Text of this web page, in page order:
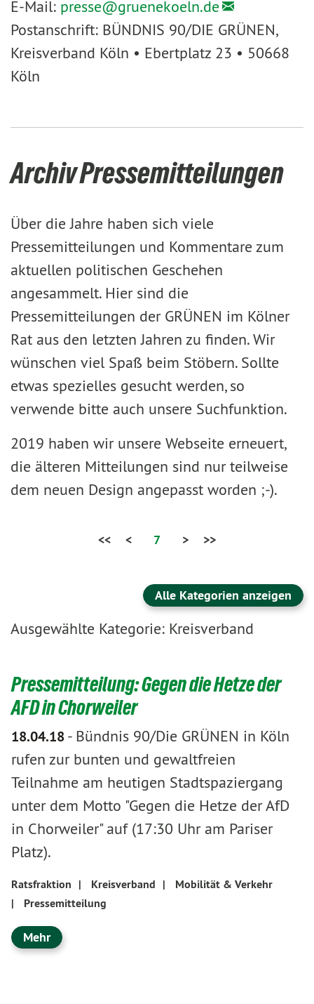
E-Mail: presse@gruenekoeln.de
Postanschrift: BÜNDNIS 90/DIE GRÜNEN,
Kreisverband Köln • Ebertplatz 23 • 50668
Köln
Archiv Pressemitteilungen
Über die Jahre haben sich viele
Pressemitteilungen und Kommentare zum
aktuellen politischen Geschehen
angesammelt. Hier sind die
Pressemitteilungen der GRÜNEN im Kölner
Rat aus den letzten Jahren zu finden. Wir
wünschen viel Spaß beim Stöbern. Sollte
etwas spezielles gesucht werden, so
verwende bitte auch unsere Suchfunktion.
2019 haben wir unsere Webseite erneuert,
die älteren Mitteilungen sind nur teilweise
dem neuen Design angepasst worden ;-).
<< < 7 > >>
Alle Kategorien anzeigen
Ausgewählte Kategorie: Kreisverband
Pressemitteilung: Gegen die Hetze der
AFD in Chorweiler
18.04.18- Bündnis 90/Die GRÜNEN in Köln
rufen zur bunten und gewaltfreien
Teilnahme am heutigen Stadtspaziergang
unter dem Motto "Gegen die Hetze der AfD
in Chorweiler" auf (17:30 Uhr am Pariser
Platz).
Ratsfraktion | Kreisverband |
Mobilität & Verkehr
|
Pressemitteilung
Mehr